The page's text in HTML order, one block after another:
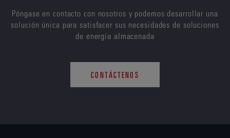
Póngase en contacto con nosotros y podemos desarrollar una
solución única para satisfacer sus necesidades de soluciones
de energía almacenada
CONTÁCTENOS